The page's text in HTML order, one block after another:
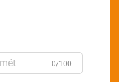
0/100